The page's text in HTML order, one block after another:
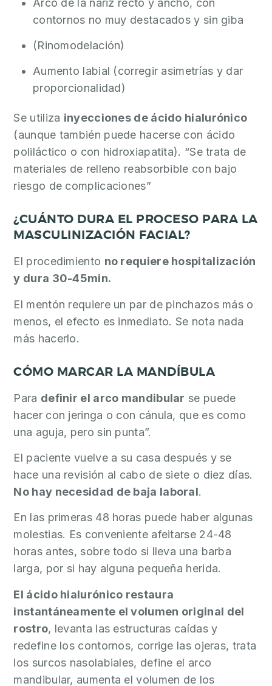
contornos no muy destacados y sin giba
(Rinomodelación)
Aumento labial (corregir asimetrías y dar
proporcionalidad)
Se utiliza inyecciones de ácido hialurónico
(aunque también puede hacerse con ácido
poliláctico o con hidroxiapatita). “Se trata de
materiales de relleno reabsorbible con bajo
riesgo de complicaciones”
¿CUÁNTO DURA EL PROCESO PARA LA
MASCULINIZACIÓN FACIAL?
El procedimiento no requiere hospitalización
y dura 30-45min.
El mentón requiere un par de pinchazos más o
menos, el efecto es inmediato. Se nota nada
más hacerlo.
CÓMO MARCAR LA MANDÍBULA
Para definir el arco mandibular se puede
hacer con jeringa o con cánula, que es como
una aguja, pero sin punta”.
El paciente vuelve a su casa después y se
hace una revisión al cabo de siete o diez días.
No hay necesidad de baja laboral.
En las primeras 48 horas puede haber algunas
molestias. Es conveniente afeitarse 24-48
horas antes, sobre todo si lleva una barba
larga, por si hay alguna pequeña herida.
El ácido hialurónico restaura
instantáneamente el volumen original del
rostro, levanta las estructuras caídas y
redefine los contornos, corrige las ojeras, trata
los surcos nasolabiales, define el arco
mandibular, aumenta el volumen de los